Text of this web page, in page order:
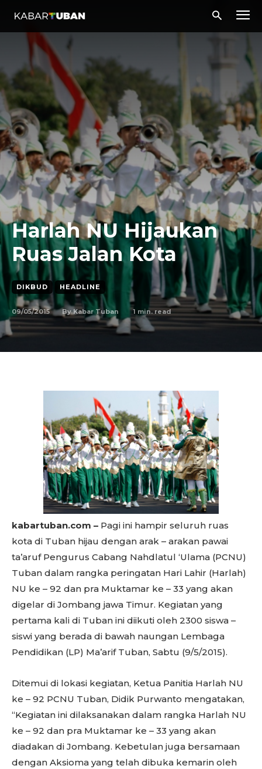
Harlah NU Hijaukan
Ruas Jalan Kota
DIKBUD HEADLINE
09/05/2015 By Kabar Tuban 1 min. read
kabartuban.com – Pagi ini hampir seluruh ruas
kota di Tuban hijau dengan arak – arakan pawai
ta’aruf Pengurus Cabang Nahdlatul ‘Ulama (PCNU)
Tuban dalam rangka peringatan Hari Lahir (Harlah)
NU ke – 92 dan pra Muktamar ke – 33 yang akan
digelar di Jombang jawa Timur. Kegiatan yang
pertama kali di Tuban ini diikuti oleh 2300 siswa –
siswi yang berada di bawah naungan Lembaga
Pendidikan (LP) Ma’arif Tuban, Sabtu (9/5/2015).
Ditemui di lokasi kegiatan, Ketua Panitia Harlah NU
ke – 92 PCNU Tuban, Didik Purwanto mengatakan,
“Kegiatan ini dilaksanakan dalam rangka Harlah NU
ke – 92 dan pra Muktamar ke – 33 yang akan
diadakan di Jombang. Kebetulan juga bersamaan
dengan Aksioma yang telah dibuka kemarin oleh